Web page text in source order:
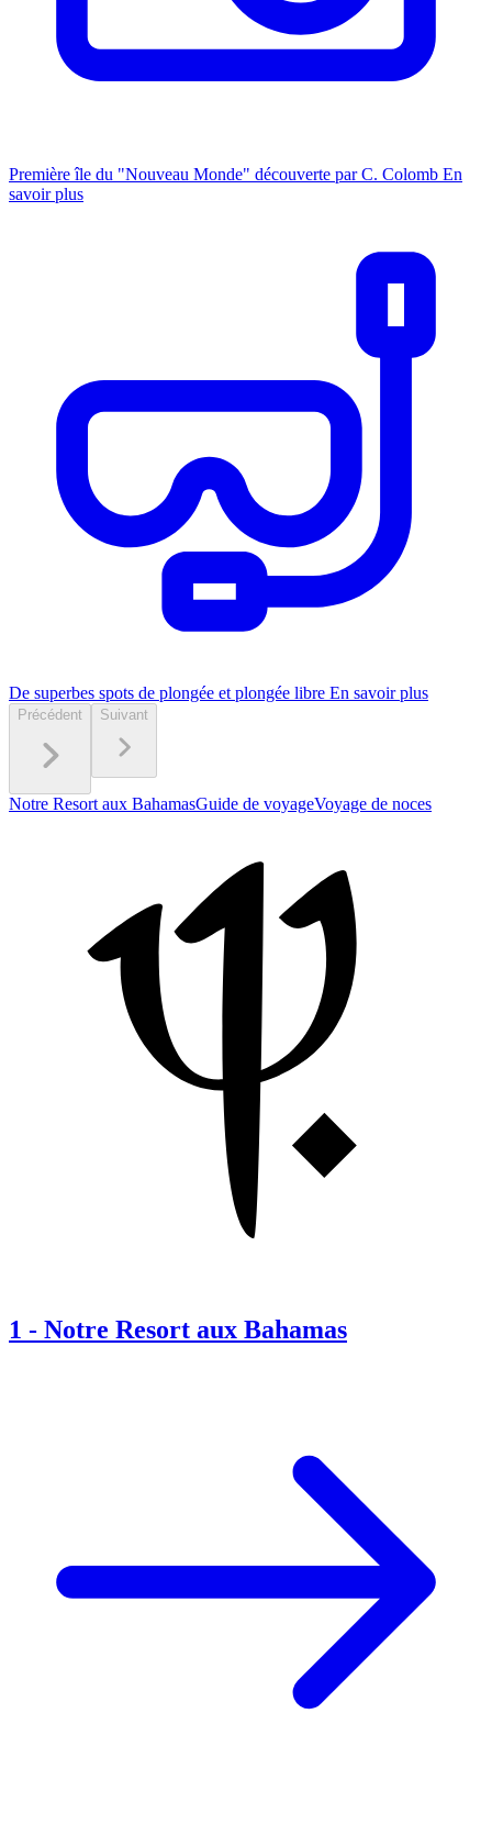
Première île du "Nouveau Monde" découverte par C. Colomb En
savoir plus
De superbes spots de plongée et plongée libre En savoir plus
Précédent Suivant
Notre Resort aux BahamasGuide de voyageVoyage de noces
1 - Notre Resort aux Bahamas